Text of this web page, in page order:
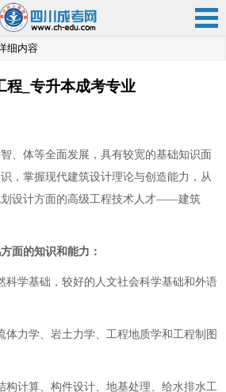
细内容
程_专升本成考专业
、体等全面发展，具有较宽的基础知识面
，掌握现代建筑设计理论与创造能力，从
设计方面的高级工程技术人才——建筑
面的知识和能力：
科学基础，较好的人文社会科学基础和外语
体力学、岩土力学、工程地质学和工程制图
；
构计算、构件设计、地基处理、给水排水工